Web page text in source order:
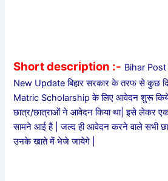
Short description :- Bihar
New Update बिहार सरकार के तरफ से कुछ
Matric Scholarship के लिए आवेदन शुरू किये
छात्र/छात्राओं ने आवेदन किया था| इसे लेकर एक
सामने आई है | जल्द ही आवेदन करने वाले सभी
उनके खाते में भेजे जायेगे |